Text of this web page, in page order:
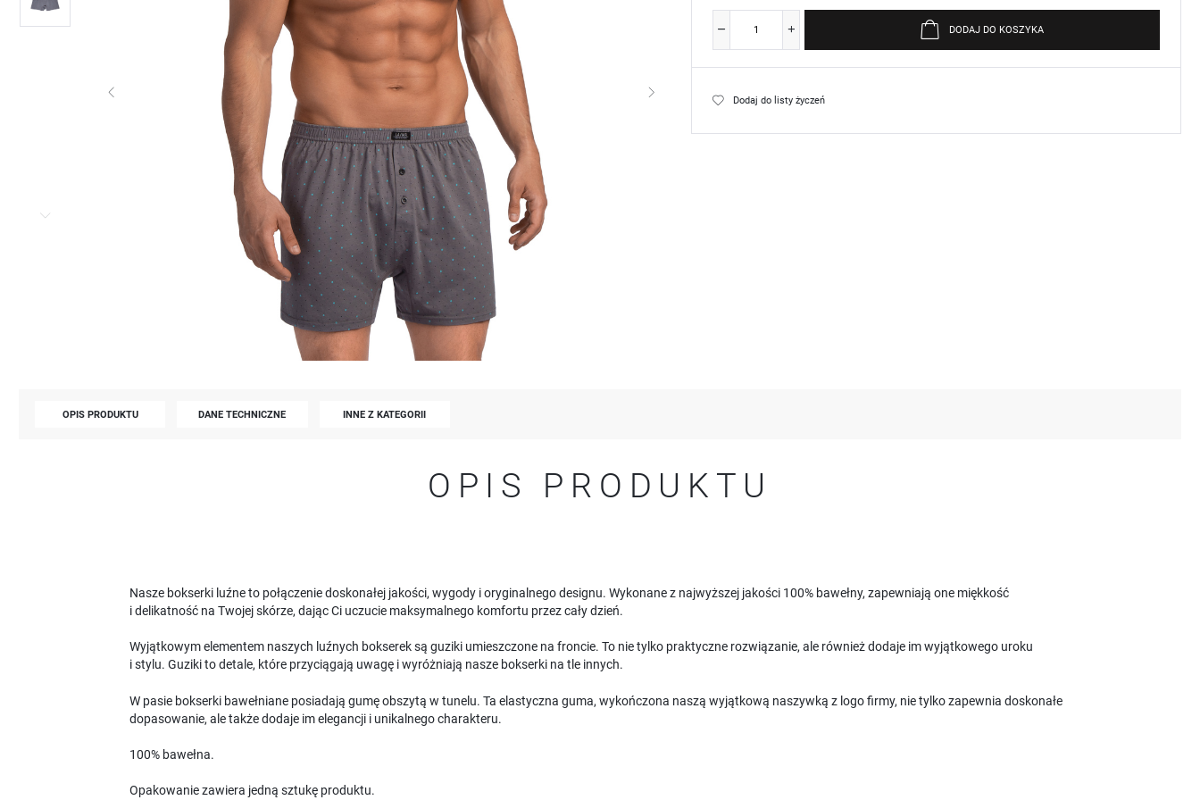
DODAJ DO KOSZYKA
Dodaj do listy życzeń
OPIS PRODUKTU DANE TECHNICZNE INNE Z KATEGORII
OPIS PRODUKTU
Nasze bokserki luźne to połączenie doskonałej jakości, wygody i oryginalnego designu. Wykonane z najwyższej jakości 100% bawełny, zapewniają one miękkość
i delikatność na Twojej skórze, dając Ci uczucie maksymalnego komfortu przez cały dzień.
Wyjątkowym elementem naszych luźnych bokserek są guziki umieszczone na froncie. To nie tylko praktyczne rozwiązanie, ale również dodaje im wyjątkowego uroku
i stylu. Guziki to detale, które przyciągają uwagę i wyróżniają nasze bokserki na tle innych.
W pasie bokserki bawełniane posiadają gumę obszytą w tunelu. Ta elastyczna guma, wykończona naszą wyjątkową naszywką z logo firmy, nie tylko zapewnia doskonałe
dopasowanie, ale także dodaje im elegancji i unikalnego charakteru.
100% bawełna.
Opakowanie zawiera jedną sztukę produktu.